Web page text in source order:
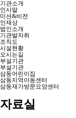
기관소개
인사말
미션&비전
인재상
법인소개
기관발자취
조직도
시설현황
오시는길
부설기관
부설기관
삼동어린이집
삼동지역아동센터
삼동재가방문요양센터
자료실